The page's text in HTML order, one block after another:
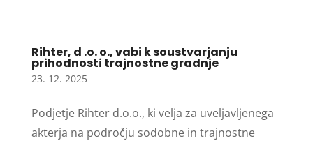
Rihter, d .o. o., vabi k soustvarjanju
prihodnosti trajnostne gradnje
23. 12. 2025
Podjetje Rihter d.o.o., ki velja za uveljavljenega
akterja na področju sodobne in trajnostne